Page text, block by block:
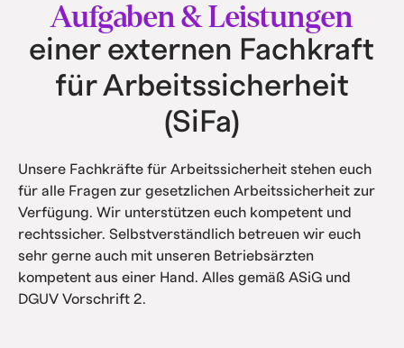
Aufgaben & Leistungen
einer externen Fachkraft
für Arbeitssicherheit
(SiFa)
Unsere Fachkräfte für Arbeitssicherheit stehen euch
für alle Fragen zur gesetzlichen Arbeitssicherheit zur
Verfügung. Wir unterstützen euch kompetent und
rechtssicher. Selbstverständlich betreuen wir euch
sehr gerne auch mit unseren Betriebsärzten
kompetent aus einer Hand. Alles gemäß ASiG und
DGUV Vorschrift 2.